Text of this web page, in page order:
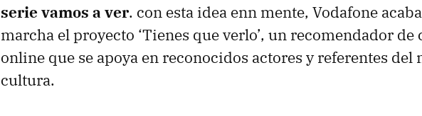
serie vamos a ver. con esta idea enn mente, Vodafone
marcha el proyecto ‘Tienes que verlo’, un recomendador de
online que se apoya en reconocidos actores y referentes del
cultura.